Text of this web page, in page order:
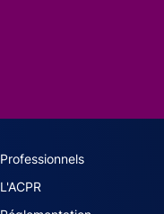
ACPR site
Professionnels
L'ACPR